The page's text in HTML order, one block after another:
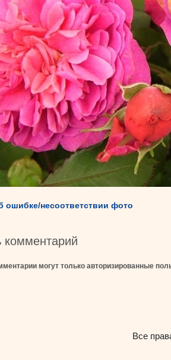
ошибке/несоответствии фото
комментарий
могут только авторизированные
Все